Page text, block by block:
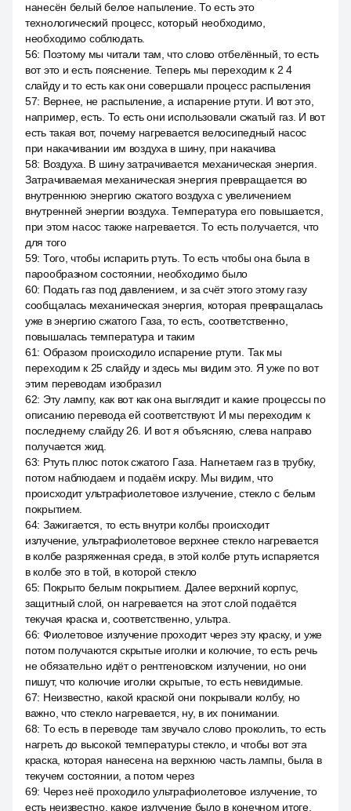
нанесён белый белое напыление. То есть это
технологический процесс, который необходимо,
необходимо соблюдать.
56: Поэтому мы читали там, что слово отбелённый, то есть
вот это и есть пояснение. Теперь мы переходим к 2 4
слайду и то есть как они совершали процесс распыления
57: Вернее, не распыление, а испарение ртути. И вот это,
например, есть. То есть они использовали сжатый газ. И вот
есть такая вот, почему нагревается велосипедный насос
при накачивании им воздуха в шину, при накачива
58: Воздуха. В шину затрачивается механическая энергия.
Затрачиваемая механическая энергия превращается во
внутреннюю энергию сжатого воздуха с увеличением
внутренней энергии воздуха. Температура его повышается,
при этом насос также нагревается. То есть получается, что
для того
59: Того, чтобы испарить ртуть. То есть чтобы она была в
парообразном состоянии, необходимо было
60: Подать газ под давлением, и за счёт этого этому газу
сообщалась механическая энергия, которая превращалась
уже в энергию сжатого Газа, то есть, соответственно,
повышалась температура и таким
61: Образом происходило испарение ртути. Так мы
переходим к 25 слайду и здесь мы видим это. Я уже по вот
этим переводам изобразил
62: Эту лампу, как вот как она выглядит и какие процессы по
описанию перевода ей соответствуют. И мы переходим к
последнему слайду 26. И вот я объясняю, слева направо
получается жид.
63: Ртуть плюс поток сжатого Газа. Нагнетаем газ в трубку,
потом наблюдаем и подаём искру. Мы видим, что
происходит ультрафиолетовое излучение, стекло с белым
покрытием.
64: Зажигается, то есть внутри колбы происходит
излучение, ультрафиолетовое верхнее стекло нагревается
в колбе разряженная среда, в этой колбе ртуть испаряется
в колбе это в той, в которой стекло
65: Покрыто белым покрытием. Далее верхний корпус,
защитный слой, он нагревается на этот слой подаётся
текучая краска и, соответственно, ультра.
66: Фиолетовое излучение проходит через эту краску, и уже
потом получаются скрытые иголки и колючие, то есть речь
не обязательно идёт о рентгеновском излучении, но они
пишут, что колючие иголки скрытые, то есть невидимые.
67: Неизвестно, какой краской они покрывали колбу, но
важно, что стекло нагревается, ну, в их понимании.
68: То есть в переводе там звучало слово проколить, то есть
нагреть до высокой температуры стекло, и чтобы вот эта
краска, которая нанесена на верхнюю часть лампы, была в
текучем состоянии, а потом через
69: Через неё проходило ультрафиолетовое излучение, то
есть неизвестно, какое излучение было в конечном итоге,